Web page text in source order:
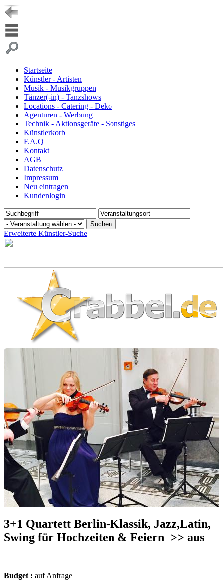
Startseite
Künstler - Artisten
Musik - Musikgruppen
Tänzer(-in) - Tanzshows
Locations - Catering - Deko
Agenturen - Werbung
Technik - Aktionsgeräte - Sonstiges
Künstlerkorb
F.A.Q
Kontakt
AGB
Datenschutz
Impressum
Neu eintragen
Kundenlogin
Erweiterte Künstler-Suche
3+1 Quartett Berlin-Klassik, Jazz,Latin,
Swing für Hochzeiten & Feiern >> aus
Budget : auf Anfrage